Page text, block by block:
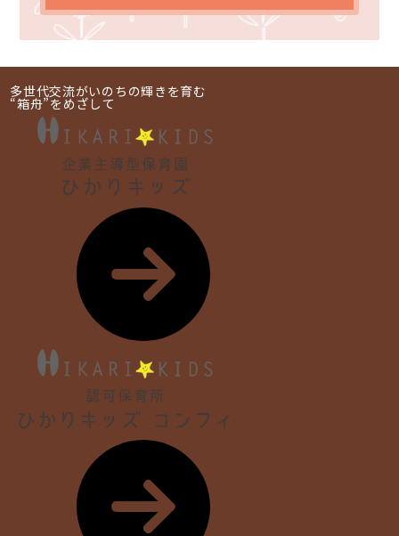
多世代交流がいのちの輝きを育む
“箱舟”をめざして